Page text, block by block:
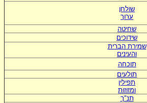
שולחן
ערוך
שחיטה
שידוכים
שמירת הברית
והעינים
תוכחה
תולעים
תפילין
ומזוזות
תנ"ך